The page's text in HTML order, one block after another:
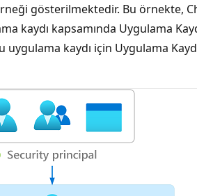
gösterilmektedir. Bu örnekte,
kaydı kapsamında Uygulama
uygulama kaydı için Uygulama